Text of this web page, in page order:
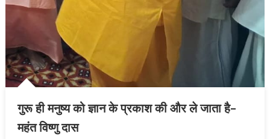
गुरू ही मनुष्य को ज्ञान के प्रकाश की और ले जाता है-
महंत विष्णु दास